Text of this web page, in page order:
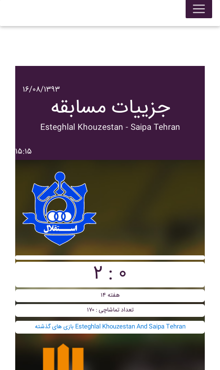
۱۶/۰۸/۱۳۹۳
جزییات مسابقه
Esteghlal Khouzestan - Saipa Tehran
۱۵:۱۵
۲ : ۰
هفته ۱۴
تعداد تماشاچی : ۱۷۰
بازی های گذشته Esteghlal Khouzestan And Saipa Tehran